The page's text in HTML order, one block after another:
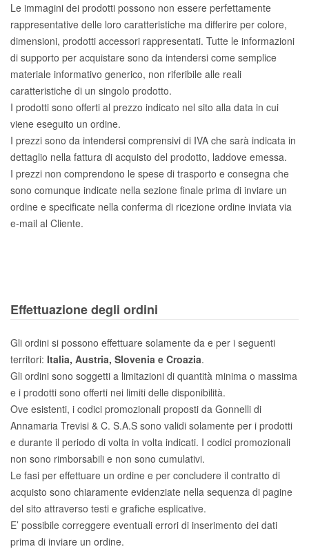
Le immagini dei prodotti possono non essere perfettamente
rappresentative delle loro caratteristiche ma differire per colore,
dimensioni, prodotti accessori rappresentati. Tutte le informazioni
di supporto per acquistare sono da intendersi come semplice
materiale informativo generico, non riferibile alle reali
caratteristiche di un singolo prodotto.
I prodotti sono offerti al prezzo indicato nel sito alla data in cui
viene eseguito un ordine.
I prezzi sono da intendersi comprensivi di IVA che sarà indicata in
dettaglio nella fattura di acquisto del prodotto, laddove emessa.
I prezzi non comprendono le spese di trasporto e consegna che
sono comunque indicate nella sezione finale prima di inviare un
ordine e specificate nella conferma di ricezione ordine inviata via
e-mail al Cliente.
Effettuazione degli ordini
Gli ordini si possono effettuare solamente da e per i seguenti
territori: Italia, Austria, Slovenia e Croazia.
Gli ordini sono soggetti a limitazioni di quantità minima o massima
e i prodotti sono offerti nei limiti delle disponibilità.
Ove esistenti, i codici promozionali proposti da Gonnelli di
Annamaria Trevisi & C. S.A.S sono validi solamente per i prodotti
e durante il periodo di volta in volta indicati. I codici promozionali
non sono rimborsabili e non sono cumulativi.
Le fasi per effettuare un ordine e per concludere il contratto di
acquisto sono chiaramente evidenziate nella sequenza di pagine
del sito attraverso testi e grafiche esplicative.
E’ possibile correggere eventuali errori di inserimento dei dati
prima di inviare un ordine.